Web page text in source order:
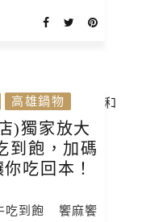
高雄鍋物
)獨家放大
到飽，加碼
吃回本！
吃到飽 饗麻饗